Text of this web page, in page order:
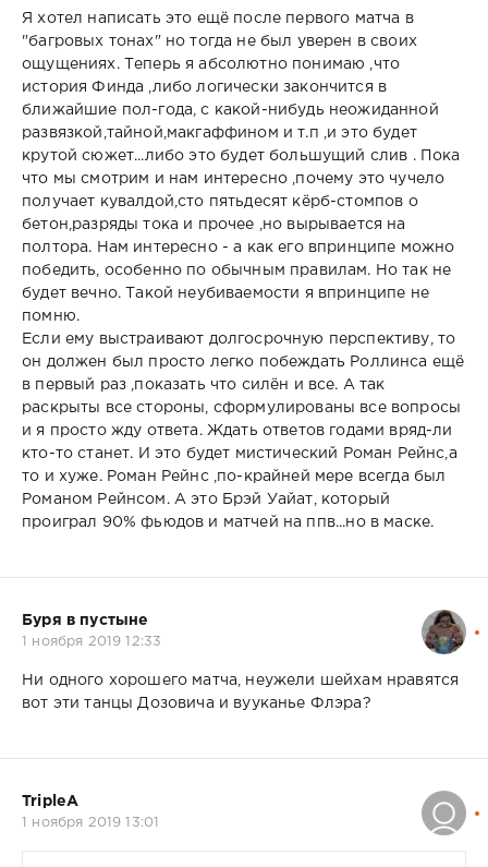
Я хотел написать это ещё после первого матча в
"багровых тонах" но тогда не был уверен в своих
ощущениях. Теперь я абсолютно понимаю ,что
история Финда ,либо логически закончится в
ближайшие пол-года, с какой-нибудь неожиданной
развязкой,тайной,макгаффином и т.п ,и это будет
крутой сюжет...либо это будет большущий слив . Пока
что мы смотрим и нам интересно ,почему это чучело
получает кувалдой,сто пятьдесят кёрб-стомпов о
бетон,разряды тока и прочее ,но вырывается на
полтора. Нам интересно - а как его впринципе можно
победить, особенно по обычным правилам. Но так не
будет вечно. Такой неубиваемости я впринципе не
помню.
Если ему выстраивают долгосрочную перспективу, то
он должен был просто легко побеждать Роллинса ещё
в первый раз ,показать что силён и все. А так
раскрыты все стороны, сформулированы все вопросы
и я просто жду ответа. Ждать ответов годами вряд-ли
кто-то станет. И это будет мистический Роман Рейнс,а
то и хуже. Роман Рейнс ,по-крайней мере всегда был
Романом Рейнсом. А это Брэй Уайат, который
проиграл 90% фьюдов и матчей на ппв...но в маске.
Буря в пустыне
1 ноября 2019 12:33
Ни одного хорошего матча, неужели шейхам нравятся
вот эти танцы Дозовича и вууканье Флэра?
TripleA
1 ноября 2019 13:01